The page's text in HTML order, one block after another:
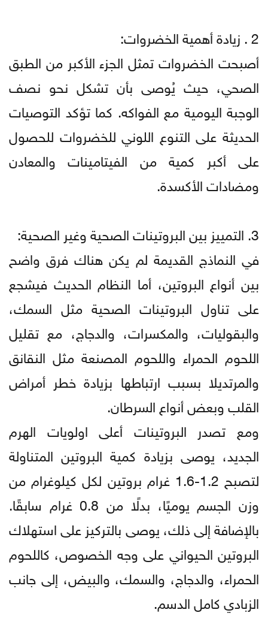
2 . زيادة أهمية الخضروات:
أصبحت الخضروات تمثل الجزء الأكبر من الطبق
الصحي، حيث يُوصى بأن تشكل نحو نصف
الوجبة اليومية مع الفواكه. كما تؤكد التوصيات
الحديثة على التنوع اللوني للخضروات للحصول
على أكبر كمية من الفيتامينات والمعادن
ومضادات الأكسدة.
3. التمييز بين البروتينات الصحية وغير الصحية:
في النماذج القديمة لم يكن هناك فرق واضح
بين أنواع البروتين، أما النظام الحديث فيشجع
على تناول البروتينات الصحية مثل السمك،
والبقوليات، والمكسرات، والدجاج، مع تقليل
اللحوم الحمراء واللحوم المصنعة مثل النقانق
والمرتديلا بسبب ارتباطها بزيادة خطر أمراض
القلب وبعض أنواع السرطان.
ومع تصدر البروتينات أعلى اولويات الهرم
الجديد، يوصى بزيادة كمية البروتين المتناولة
لتصبح 1.2-1.6 غرام بروتين لكل كيلوغرام من
وزن الجسم يوميًا، بدلًا من 0.8 غرام سابقًا.
بالإضافة إلى ذلك، يوصى بالتركيز على استهلاك
البروتين الحيواني على وجه الخصوص، كاللحوم
الحمراء، والدجاج، والسمك، والبيض، إلى جانب
الزبادي كامل الدسم.